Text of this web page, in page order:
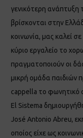
γενικότερη
βρίσκονται στην
κοινωνία, μας καλεί
κύριο εργαλείο το
πραγματοποιούν οι
μικρή ομάδα παιδιών
cappella το φωνητικό
El Sistema
José Antonio Abreu,
οποίος είχε ως